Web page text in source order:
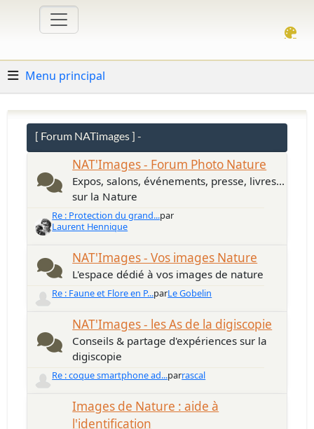
Menu principal
[ Forum NATimages ] -
NAT'Images - Forum Photo Nature
Expos, salons, événements, presse, livres...
sur la Nature
Re : Protection du grand...par
Laurent Hennique
NAT'Images - Vos images Nature
L'espace dédié à vos images de nature
Re : Faune et Flore en P...parLe Gobelin
NAT'Images - les As de la digiscopie
Conseils & partage d'expériences sur la
digiscopie
Re : coque smartphone ad...parrascal
Images de Nature : aide à
l'identification